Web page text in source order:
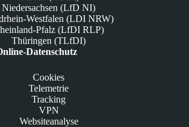
Niedersachsen (LfD NI)
Westfalen (LDI NRW)
Pfalz (LfDI RLP)
Thüringen (TLfDI)
Datenschutz
Cookies
Telemetrie
Tracking
VPN
Websiteanalyse